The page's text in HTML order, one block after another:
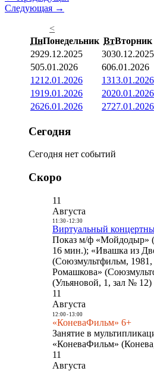
Следующая →
<
ПнПонедельник ВтВторник
2929.12.2025 3030.12.2025
505.01.2026 606.01.2026
1212.01.2026 1313.01.2026
1919.01.2026 2020.01.2026
2626.01.2026 2727.01.2026
Сегодня
Сегодня нет событий
Скоро
11
Августа
11:30- 12:30
Виртуальный
Показ м/ф «Мойдодыр»
16 мин.); «Ивашка из
(Союзмультфильм,
Ромашкова»
(Ульяновой, 1, зал № 12)
11
Августа
12:00- 13:00
«КоневаФильм» 6+
Занятие в
«КоневаФильм»
11
Августа